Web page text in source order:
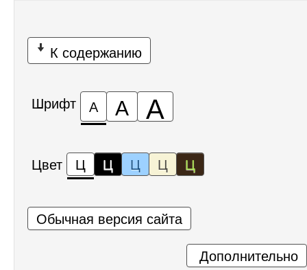
К содержанию
Шрифт А А А
Цвет Ц Ц Ц Ц Ц
Обычная версия сайта
Дополнительно